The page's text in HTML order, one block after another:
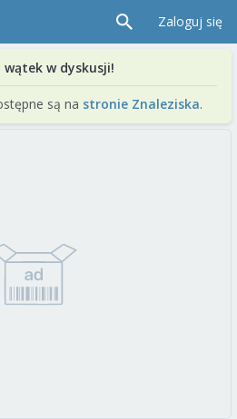
Zaloguj się
w dyskusji!
są na stronie Znaleziska.